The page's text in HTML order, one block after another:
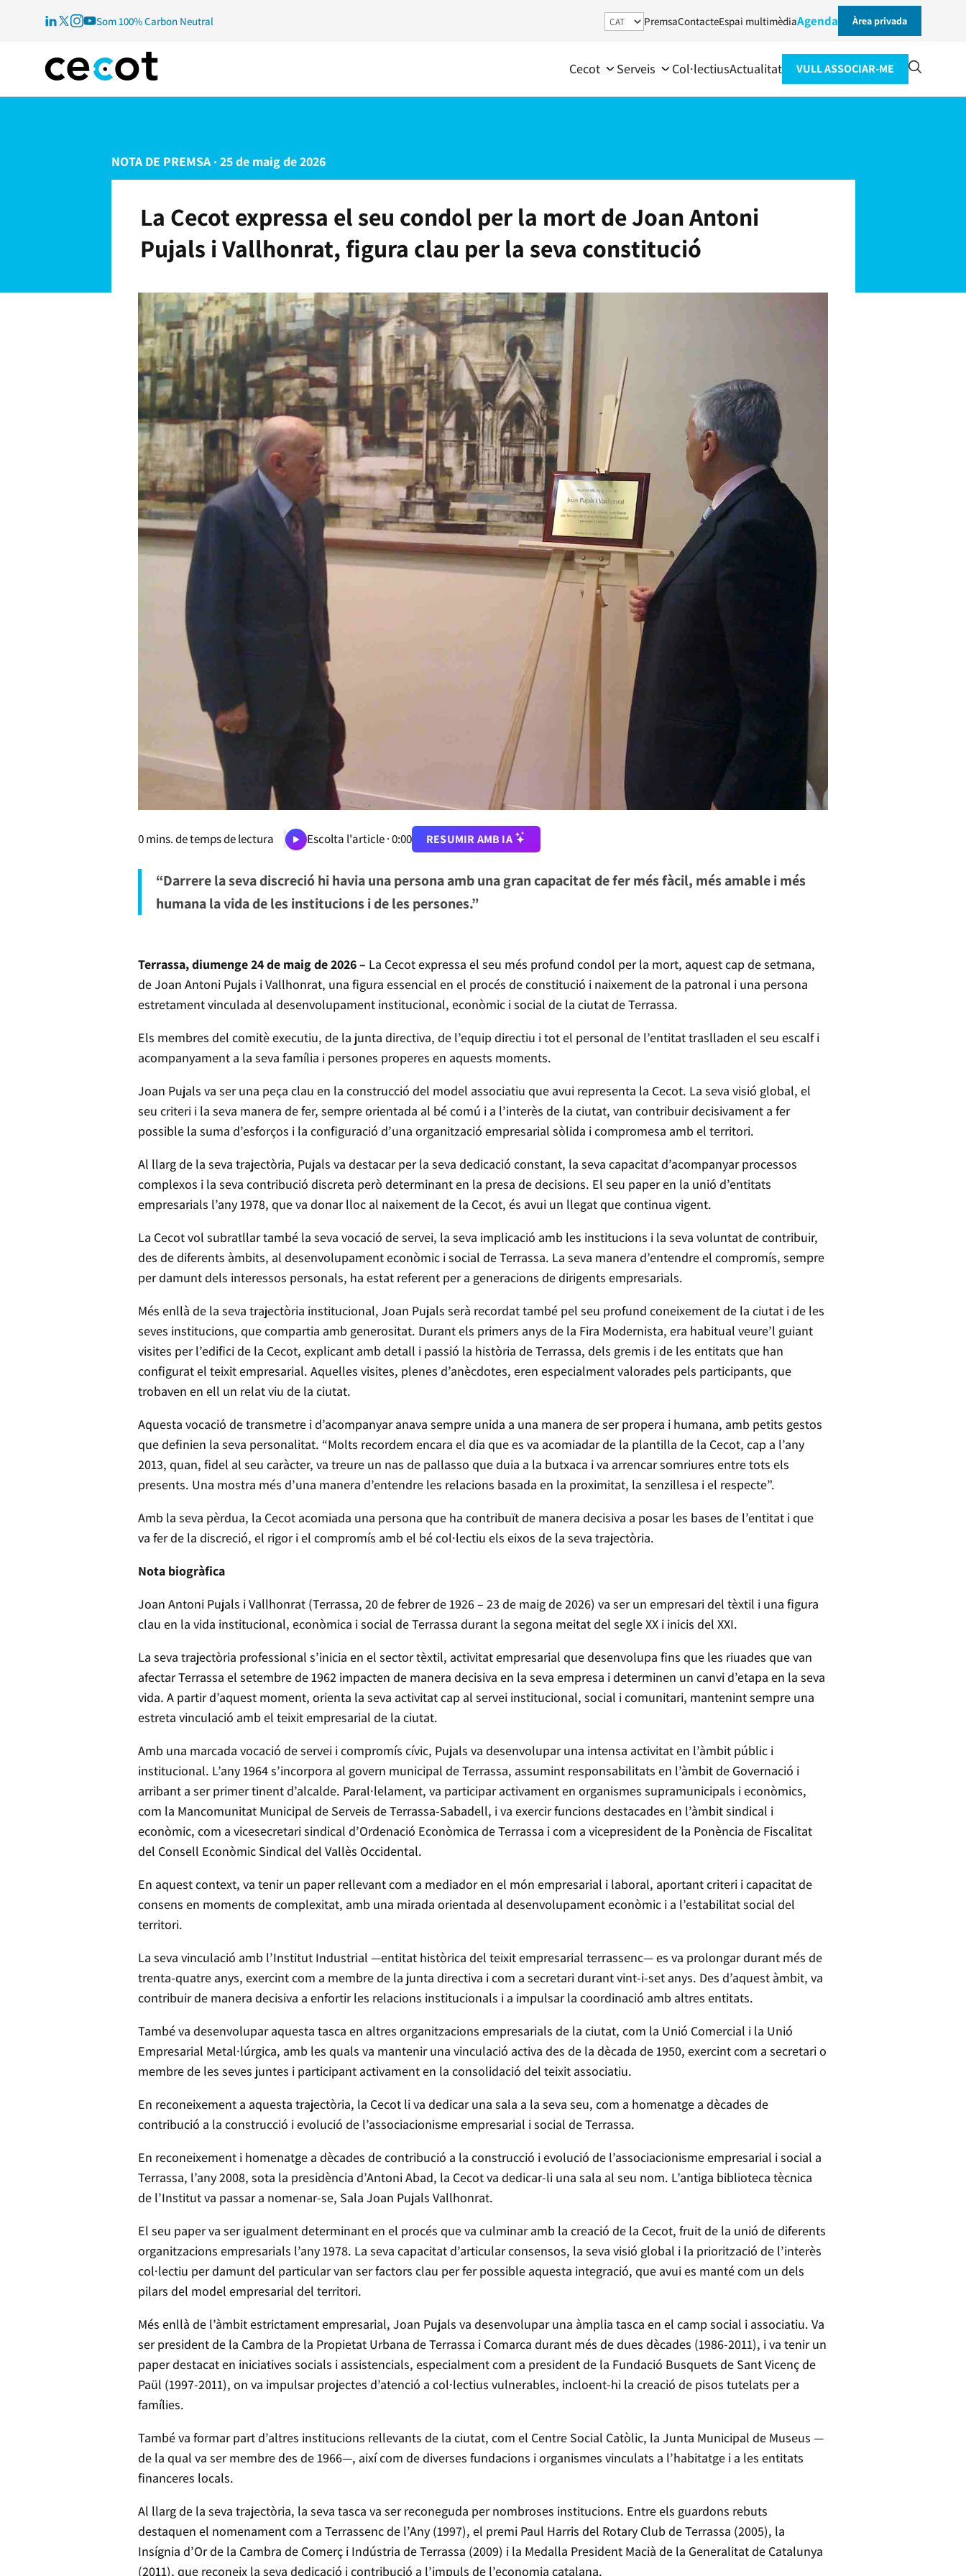
Som 100% Carbon Neutral PremsaContacteEspai multimèdiaAgenda Àrea privada
Cecot Serveis Col·lectiusActualitat VULL ASSOCIAR-ME
NOTA DE PREMSA · 25 de maig de 2026
La Cecot expressa el seu condol per la mort de Joan Antoni
Pujals i Vallhonrat, figura clau per la seva constitució
0mins. de temps de lectura Escolta l'article ·0:00 RESUMIR AMB IA
“Darrere la seva discreció hi havia una persona amb una gran capacitat de fer més fàcil, més amable i més
humana la vida de les institucions i de les persones.”
Terrassa, diumenge 24 de maig de 2026 – La Cecot expressa el seu més profund condol per la mort, aquest cap de setmana,
de Joan Antoni Pujals i Vallhonrat, una figura essencial en el procés de constitució i naixement de la patronal i una persona
estretament vinculada al desenvolupament institucional, econòmic i social de la ciutat de Terrassa.
Els membres del comitè executiu, de la junta directiva, de l’equip directiu i tot el personal de l’entitat traslladen el seu escalf i
acompanyament a la seva família i persones properes en aquests moments.
Joan Pujals va ser una peça clau en la construcció del model associatiu que avui representa la Cecot. La seva visió global, el
seu criteri i la seva manera de fer, sempre orientada al bé comú i a l’interès de la ciutat, van contribuir decisivament a fer
possible la suma d’esforços i la configuració d’una organització empresarial sòlida i compromesa amb el territori.
Al llarg de la seva trajectòria, Pujals va destacar per la seva dedicació constant, la seva capacitat d’acompanyar processos
complexos i la seva contribució discreta però determinant en la presa de decisions. El seu paper en la unió d’entitats
empresarials l’any 1978, que va donar lloc al naixement de la Cecot, és avui un llegat que continua vigent.
La Cecot vol subratllar també la seva vocació de servei, la seva implicació amb les institucions i la seva voluntat de contribuir,
des de diferents àmbits, al desenvolupament econòmic i social de Terrassa. La seva manera d’entendre el compromís, sempre
per damunt dels interessos personals, ha estat referent per a generacions de dirigents empresarials.
Més enllà de la seva trajectòria institucional, Joan Pujals serà recordat també pel seu profund coneixement de la ciutat i de les
seves institucions, que compartia amb generositat. Durant els primers anys de la Fira Modernista, era habitual veure’l guiant
visites per l’edifici de la Cecot, explicant amb detall i passió la història de Terrassa, dels gremis i de les entitats que han
configurat el teixit empresarial. Aquelles visites, plenes d’anècdotes, eren especialment valorades pels participants, que
trobaven en ell un relat viu de la ciutat.
Aquesta vocació de transmetre i d’acompanyar anava sempre unida a una manera de ser propera i humana, amb petits gestos
que definien la seva personalitat. “Molts recordem encara el dia que es va acomiadar de la plantilla de la Cecot, cap a l’any
2013, quan, fidel al seu caràcter, va treure un nas de pallasso que duia a la butxaca i va arrencar somriures entre tots els
presents. Una mostra més d’una manera d’entendre les relacions basada en la proximitat, la senzillesa i el respecte”.
Amb la seva pèrdua, la Cecot acomiada una persona que ha contribuït de manera decisiva a posar les bases de l’entitat i que
va fer de la discreció, el rigor i el compromís amb el bé col·lectiu els eixos de la seva trajectòria.
Nota biogràfica
Joan Antoni Pujals i Vallhonrat (Terrassa, 20 de febrer de 1926 – 23 de maig de 2026) va ser un empresari del tèxtil i una figura
clau en la vida institucional, econòmica i social de Terrassa durant la segona meitat del segle XX i inicis del XXI.
La seva trajectòria professional s’inicia en el sector tèxtil, activitat empresarial que desenvolupa fins que les riuades que van
afectar Terrassa el setembre de 1962 impacten de manera decisiva en la seva empresa i determinen un canvi d’etapa en la seva
vida. A partir d’aquest moment, orienta la seva activitat cap al servei institucional, social i comunitari, mantenint sempre una
estreta vinculació amb el teixit empresarial de la ciutat.
Amb una marcada vocació de servei i compromís cívic, Pujals va desenvolupar una intensa activitat en l’àmbit públic i
institucional. L’any 1964 s’incorpora al govern municipal de Terrassa, assumint responsabilitats en l’àmbit de Governació i
arribant a ser primer tinent d’alcalde. Paral·lelament, va participar activament en organismes supramunicipals i econòmics,
com la Mancomunitat Municipal de Serveis de Terrassa-Sabadell, i va exercir funcions destacades en l’àmbit sindical i
econòmic, com a vicesecretari sindical d’Ordenació Econòmica de Terrassa i com a vicepresident de la Ponència de Fiscalitat
del Consell Econòmic Sindical del Vallès Occidental.
En aquest context, va tenir un paper rellevant com a mediador en el món empresarial i laboral, aportant criteri i capacitat de
consens en moments de complexitat, amb una mirada orientada al desenvolupament econòmic i a l’estabilitat social del
territori.
La seva vinculació amb l’Institut Industrial —entitat històrica del teixit empresarial terrassenc— es va prolongar durant més de
trenta-quatre anys, exercint com a membre de la junta directiva i com a secretari durant vint-i-set anys. Des d’aquest àmbit, va
contribuir de manera decisiva a enfortir les relacions institucionals i a impulsar la coordinació amb altres entitats.
També va desenvolupar aquesta tasca en altres organitzacions empresarials de la ciutat, com la Unió Comercial i la Unió
Empresarial Metal·lúrgica, amb les quals va mantenir una vinculació activa des de la dècada de 1950, exercint com a secretari o
membre de les seves juntes i participant activament en la consolidació del teixit associatiu.
En reconeixement a aquesta trajectòria, la Cecot li va dedicar una sala a la seva seu, com a homenatge a dècades de
contribució a la construcció i evolució de l’associacionisme empresarial i social de Terrassa.
En reconeixement i homenatge a dècades de contribució a la construcció i evolució de l’associacionisme empresarial i social a
Terrassa, l’any 2008, sota la presidència d’Antoni Abad, la Cecot va dedicar-li una sala al seu nom. L’antiga biblioteca tècnica
de l’Institut va passar a nomenar-se, Sala Joan Pujals Vallhonrat.
El seu paper va ser igualment determinant en el procés que va culminar amb la creació de la Cecot, fruit de la unió de diferents
organitzacions empresarials l’any 1978. La seva capacitat d’articular consensos, la seva visió global i la priorització de l’interès
col·lectiu per damunt del particular van ser factors clau per fer possible aquesta integració, que avui es manté com un dels
pilars del model empresarial del territori.
Més enllà de l’àmbit estrictament empresarial, Joan Pujals va desenvolupar una àmplia tasca en el camp social i associatiu. Va
ser president de la Cambra de la Propietat Urbana de Terrassa i Comarca durant més de dues dècades (1986-2011), i va tenir un
paper destacat en iniciatives socials i assistencials, especialment com a president de la Fundació Busquets de Sant Vicenç de
Paül (1997-2011), on va impulsar projectes d’atenció a col·lectius vulnerables, incloent-hi la creació de pisos tutelats per a
famílies.
També va formar part d’altres institucions rellevants de la ciutat, com el Centre Social Catòlic, la Junta Municipal de Museus —
de la qual va ser membre des de 1966—, així com de diverses fundacions i organismes vinculats a l’habitatge i a les entitats
financeres locals.
Al llarg de la seva trajectòria, la seva tasca va ser reconeguda per nombroses institucions. Entre els guardons rebuts
destaquen el nomenament com a Terrassenc de l’Any (1997), el premi Paul Harris del Rotary Club de Terrassa (2005), la
Insígnia d’Or de la Cambra de Comerç i Indústria de Terrassa (2009) i la Medalla President Macià de la Generalitat de Catalunya
(2011), que reconeix la seva dedicació i contribució a l’impuls de l’economia catalana.